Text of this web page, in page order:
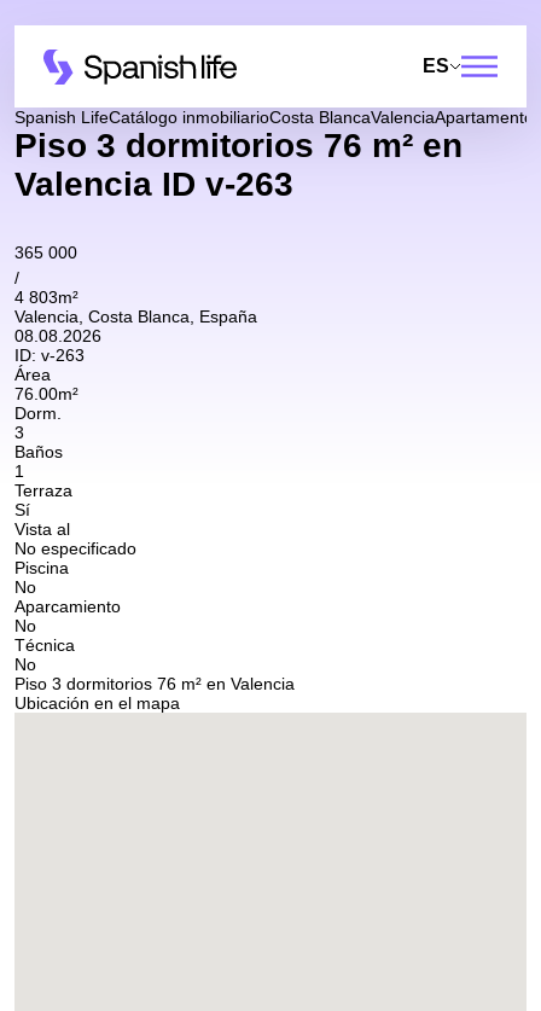
ES
Spanish LifeCatálogo inmobiliarioCosta BlancaValenciaApartamentos
Piso 3 dormitorios 76 m² en
Valencia ID v-263
365 000
/
4 803m²
Valencia, Costa Blanca, España
08.08.2026
ID: v-263
Área
76.00m²
Dorm.
3
Baños
1
Terraza
Sí
Vista al
No especificado
Piscina
No
Aparcamiento
No
Técnica
No
Piso 3 dormitorios 76 m² en Valencia
Ubicación en el mapa